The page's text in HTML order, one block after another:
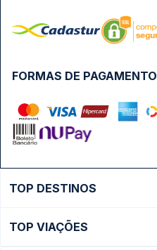
FORMAS DE PAGAMENTO
TOP DESTINOS
Ônibus São Paulo
TOP VIAÇÕES